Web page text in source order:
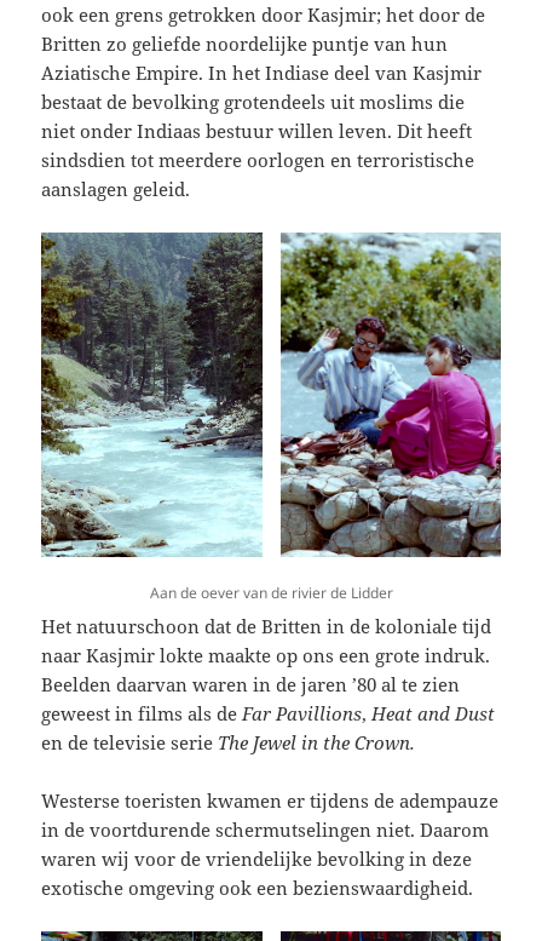
ook een grens getrokken door Kasjmir; het door de
Britten zo geliefde noordelijke puntje van hun
Aziatische Empire. In het Indiase deel van Kasjmir
bestaat de bevolking grotendeels uit moslims die
niet onder Indiaas bestuur willen leven. Dit heeft
sindsdien tot meerdere oorlogen en terroristische
aanslagen geleid.
Aan de oever van de rivier de Lidder
Het natuurschoon dat de Britten in de koloniale tijd
naar Kasjmir lokte maakte op ons een grote indruk.
Beelden daarvan waren in de jaren ’80 al te zien
geweest in films als deFar Pavillions,Heat and Dust
en de televisie serie The Jewel in the Crown.
Westerse toeristen kwamen er tijdens de adempauze
in de voortdurende schermutselingen niet. Daarom
waren wij voor de vriendelijke bevolking in deze
exotische omgeving ook een bezienswaardigheid.